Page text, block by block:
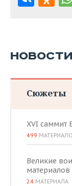
Сюжеты
XVI саммит
499
Великие
материалов
24 МАТЕРИАЛА